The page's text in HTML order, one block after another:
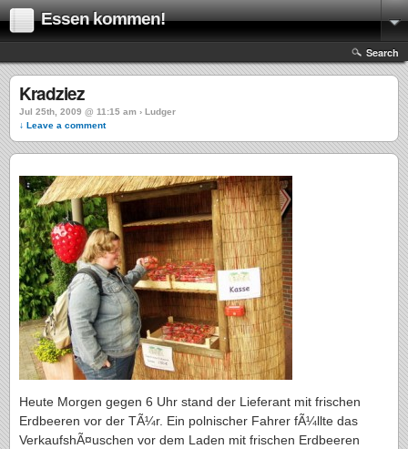
Essen kommen!
Search
Kradziez
Jul 25th, 2009 @ 11:15 am › Ludger
↓ Leave a comment
Heute Morgen gegen 6 Uhr stand der Lieferant mit frischen
Erdbeeren vor der TÃ¼r. Ein polnischer Fahrer fÃ¼llte das
VerkaufshÃ¤uschen vor dem Laden mit frischen Erdbeeren